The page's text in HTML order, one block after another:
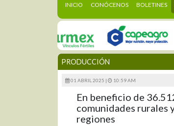
INICIO (CURRENT)
CONÓCENOS BOLETINES
PRODUCCIÓN
01 ABRIL 2025 | 10:59 AM
En beneficio de
comunidades rurales
regiones